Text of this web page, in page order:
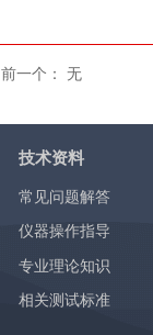
前一个： 无
常见问题解答
仪器操作指导
专业理论知识
相关测试标准
技术资料